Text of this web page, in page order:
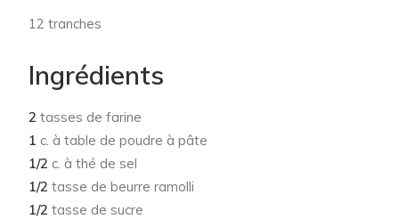
12 tranches
Ingrédients
2 tasses de farine
1 c. à table de poudre à pâte
1/2 c. à thé de sel
1/2 tasse de beurre ramolli
1/2 tasse de sucre